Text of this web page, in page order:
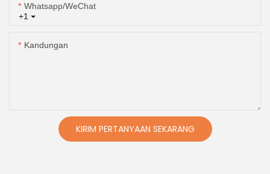
+1
Whatsapp/WeChat
Kandungan
KIRIM PERTANYAAN SEKARANG